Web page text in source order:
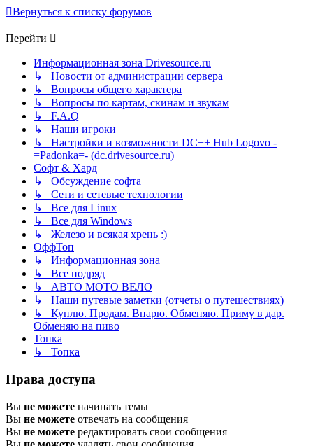
Вернуться к списку форумов
Перейти
Информационная зона Drivesource.ru
↳ Новости от администрации сервера
↳ Вопросы общего характера
↳ Вопросы по картам, скинам и звукам
↳ F.A.Q
↳ Наши игроки
↳ Настройки и возможности DC++ Hub Logovo -
=Padonka=- (dc.drivesource.ru)
Софт & Хард
↳ Обсуждение софта
↳ Сети и сетевые технологии
↳ Все для Linux
↳ Все для Windows
↳ Железо и всякая хрень :)
ОффТоп
↳ Информационная зона
↳ Все подряд
↳ АВТО МОТО ВЕЛО
↳ Наши путевые заметки (отчеты о путешествиях)
↳ Куплю. Продам. Впарю. Обменяю. Приму в дар.
Обменяю на пиво
Топка
↳ Топка
Права доступа
Вы не можете начинать темы
Вы не можете отвечать на сообщения
Вы не можете редактировать свои сообщения